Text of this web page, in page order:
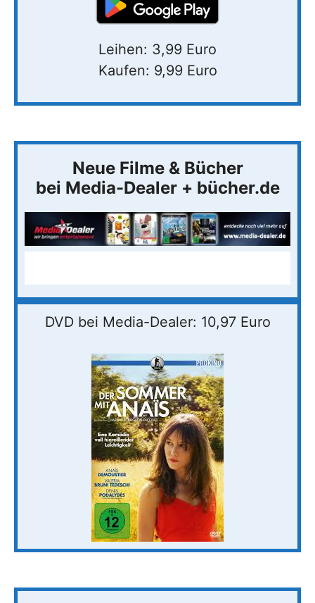
Leihen: 3,99 Euro
Kaufen: 9,99 Euro
Neue Filme & Bücher
bei Media-Dealer + bücher.de
DVD bei Media-Dealer: 10,97 Euro